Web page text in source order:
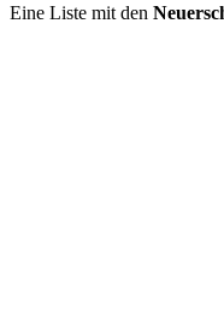
Eine Liste mit den